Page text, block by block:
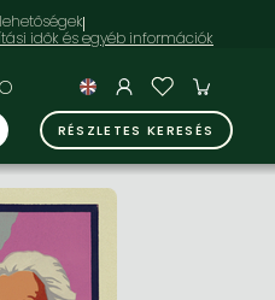
RÉSZLETES KERESÉS